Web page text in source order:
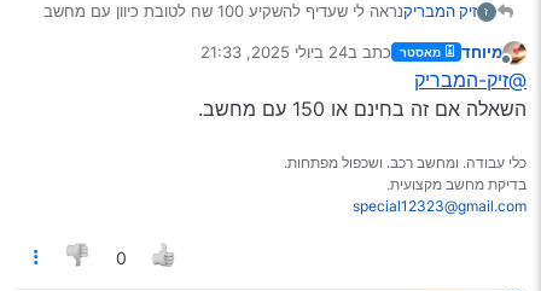
ז זיק המבריקנראה לי שעדיף להשקיע 100 שח לטובת כיוון עם מחשב
מיוחד מאסטר כתב ב24 ביולי 2025, 21:33
נערך לאחרונה על ידי
@זיק-המבריק
השאלה אם זה בחינם או 150 עם מחשב.
כלי עבודה. ומחשב רכב. ושכפול מפתחות.
בדיקת מחשב מקצועית.
special12323@gmail.com
0